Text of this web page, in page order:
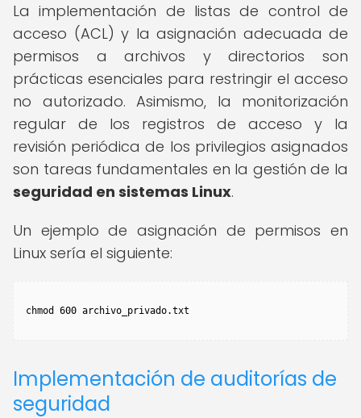
La implementación de listas de control de
acceso (ACL) y la asignación adecuada de
permisos a archivos y directorios son
prácticas esenciales para restringir el acceso
no autorizado. Asimismo, la monitorización
regular de los registros de acceso y la
revisión periódica de los privilegios asignados
son tareas fundamentales en la gestión de la
seguridad en sistemas Linux.
Un ejemplo de asignación de permisos en
Linux sería el siguiente:
Implementación de auditorías de
seguridad